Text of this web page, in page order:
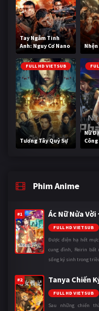
Tay Ngắm Tinh
Anh: Nguy Cơ Nano
FULL HD VIETSUB
Tương Tây Quỷ Sự
Nữ
Công
Phim Anime
#1 Ác Nữ Nửa
FULL HD VIETSUB
Được điện hạ hết
cung đình, Reirin bất
sống ký sinh trong
#2 Tanya Chiến
FULL HD VIETSUB
Sau những chiến